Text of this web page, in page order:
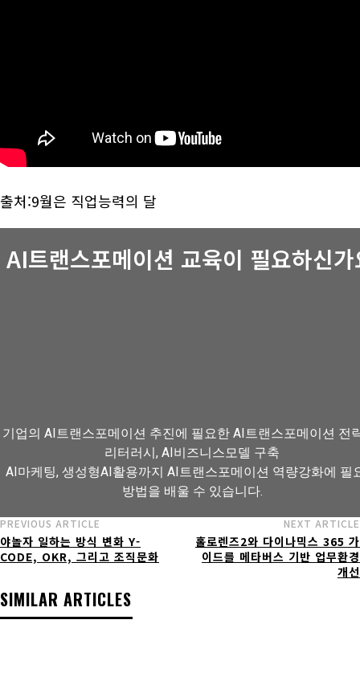
출처:9월은 직업능력의 달
AI트랜스포메이션 교육이 필요하신가
기업의 AI트랜스포메이션 추진에 필요한 AI트랜스포메이션 전
리터러시, AI비즈니스모델 구축
AI마케팅, 생성형AI활용까지 AI트랜스포메이션 역량강화에 필
방법을 배울 수 있습니다.
AI트랜스포메이션 아카데미 교육과정 보기
PREVIOUS ARTICLE
야놀자 일하는 방식 변화 Y-
CODE, OKR, 그리고 조직문화
NEXT ARTICLE
홀로렌즈2와 다이나믹스 365 가
이드를 메타버스 기반 업무환경
개선
SIMILAR ARTICLES